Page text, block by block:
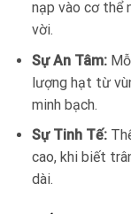
nạp vào cơ thể
vời.
Sự An Tâm:
lượng hạt từ
minh bạch.
Sự Tinh Tế:
cao, khi biết
dài.